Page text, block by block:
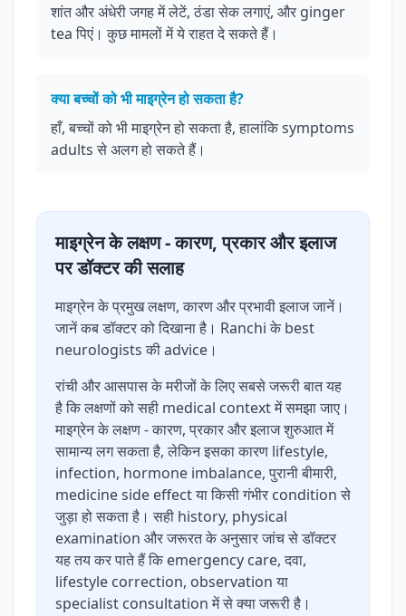
शांत और अंधेरी जगह में लेटें, ठंडा सेक लगाएं, और ginger
tea पिएं। कुछ मामलों में ये राहत दे सकते हैं।
क्या बच्चों को भी माइग्रेन हो सकता है?
हाँ, बच्चों को भी माइग्रेन हो सकता है, हालांकि symptoms
adults से अलग हो सकते हैं।
माइग्रेन के लक्षण - कारण, प्रकार और इलाज
पर डॉक्टर की सलाह
माइग्रेन के प्रमुख लक्षण, कारण और प्रभावी इलाज जानें।
जानें कब डॉक्टर को दिखाना है। Ranchi के best
neurologists की advice।
रांची और आसपास के मरीजों के लिए सबसे जरूरी बात यह
है कि लक्षणों को सही medical context में समझा जाए।
माइग्रेन के लक्षण - कारण, प्रकार और इलाज शुरुआत में
सामान्य लग सकता है, लेकिन इसका कारण lifestyle,
infection, hormone imbalance, पुरानी बीमारी,
medicine side effect या किसी गंभीर condition से
जुड़ा हो सकता है। सही history, physical
examination और जरूरत के अनुसार जांच से डॉक्टर
यह तय कर पाते हैं कि emergency care, दवा,
lifestyle correction, observation या
specialist consultation में से क्या जरूरी है।